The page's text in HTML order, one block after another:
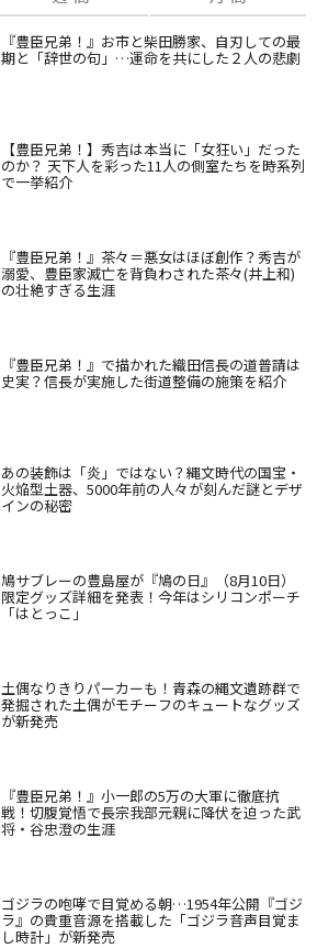
『豊臣兄弟！』お市と柴田勝家、自刃しての最
期と「辞世の句」…運命を共にした２人の悲劇
【豊臣兄弟！】秀吉は本当に「女狂い」だった
のか？ 天下人を彩った11人の側室たちを時系列
で一挙紹介
『豊臣兄弟！』茶々＝悪女はほぼ創作？秀吉が
溺愛、豊臣家滅亡を背負わされた茶々(井上和)
の壮絶すぎる生涯
『豊臣兄弟！』で描かれた織田信長の道普請は
史実？信長が実施した街道整備の施策を紹介
あの装飾は「炎」ではない？縄文時代の国宝・
火焔型土器、5000年前の人々が刻んだ謎とデザ
インの秘密
鳩サブレーの豊島屋が『鳩の日』（8月10日）
限定グッズ詳細を発表！今年はシリコンポーチ
「はとっこ」
土偶なりきりパーカーも！青森の縄文遺跡群で
発掘された土偶がモチーフのキュートなグッズ
が新発売
『豊臣兄弟！』小一郎の5万の大軍に徹底抗
戦！切腹覚悟で長宗我部元親に降伏を迫った武
将・谷忠澄の生涯
ゴジラの咆哮で目覚める朝…1954年公開『ゴジ
ラ』の貴重音源を搭載した「ゴジラ音声目覚ま
し時計」が新発売